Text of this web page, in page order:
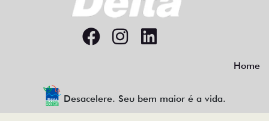
Home
Desacelere. Seu bem maior é a vida.